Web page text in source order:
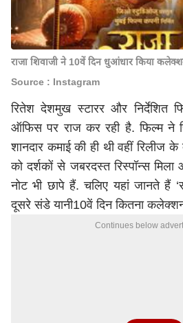
राजा शिवाजी ने 10वें दिन धुआंधार किया
Source : Instagram
रितेश देशमुख स्टारर और निर्देशित
ऑफिस पर राज कर रही है. फिल्म ने
शानदार कमाई की ही थी वहीं रिलीज
को दर्शकों से जबरदस्त रिस्पॉन्स
नोट भी छापे हैं. चलिए यहां जानते हैं
दूसरे संडे यानी10वें दिन कितना
Continues below